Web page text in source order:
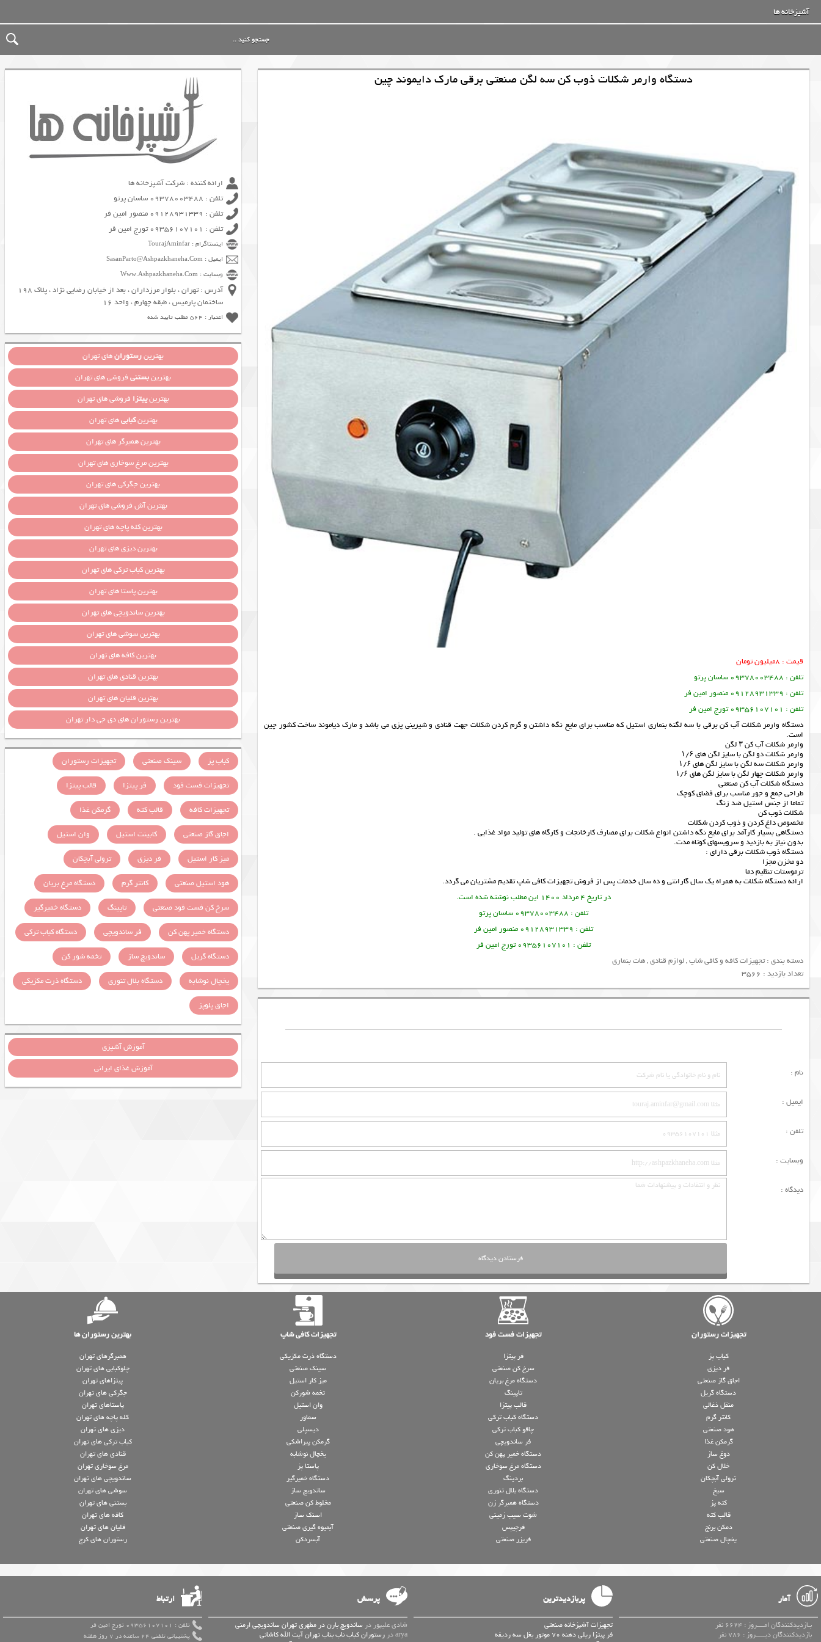
آشپزخانه ها
دستگاه وارمر شکلات ذوب کن سه لگن صنعتی برقی مارک دایموند چین
قیمت : 8میلیون تومان
تلفن : 09378003488 ساسان پرتو
تلفن : 09128931339 منصور امین فر
تلفن : 09356107101 تورج امین فر
دستگاه وارمر شکلات آب کن برقی با سه لگنه بنماری استیل که مناسب برای مایع نگه داشتن و گرم کردن شکلات جهت قنادی و شیرینی پزی می باشد و مارک دیاموند ساخت کشور چین
است.
وارمر شکلات آب کن ۳ لگن
وارمر شکلات دو لگن با سایز لگن های ۱/۶
وارمر شکلات سه لگن با سایز لگن های ۱/۶
وارمر شکلات چهار لگن با سایز لگن های ۱/۶
دستگاه شکلات آب کن صنعتی
طراحی جمع و جور مناسب برای فضای کوچک
تماما از جنس استیل ضد زنگ
شکلات ذوب کن
مخصوص داغ کردن و ذوب کردن شکلات
دستگاهی بسیار کارآمد برای مایع نگه داشتن انواع شکلات برای مصارف کارخانجات و کارگاه های تولید مواد غذایی .
بدون نیاز به بازدید و سرویسهای کوتاه مدت.
دستگاه ذوب شکلات برقی دارای :
دو مخزن مجزا
ترموستات تنظیم دما
ارائهدستگاه شکلاتبه همراه یک سال گارانتی و ده سال خدمات پس از فروشتجهیزات کافی شاپتقدیم مشتریان می گردد.
در تاریخ 4 مرداد 1400 این مطلب نوشته شده است.
تلفن : 09378003488 ساسان پرتو
تلفن : 09128931339 منصور امین فر
تلفن : 09356107101 تورج امین فر
دسته بندی :تجهیزات کافه و کافی شاپ,لوازم قنادی,هات بنماری
تعداد بازدید : 3566
نام :
ایمیل :
تلفن :
وبسایت :
دیدگاه :
ارائه کننده : شرکت آشپزخانه ها
تلفن : 09378003488 ساسان پرتو
تلفن : 09128931339 منصور امین فر
تلفن : 09356107101 تورج امین فر
اینستاگرام : TourajAminfar
ایمیل : SasanParto@Ashpazkhaneha.Com
وبسایت : Www.Ashpazkhaneha.Com
آدرس : تهران ، بلوار مرزداران ، بعد از خیابان رضایی نژاد ، پلاک 198
ساختمان پارمیس ، طبقه چهارم ، واحد 16
اعتبار : 564 مطلب تایید شده
بهترینرستورانهای تهران
بهترینبستنیفروشی های تهران
بهترینپیتزا فروشی های تهران
بهترینکبابیهای تهران
بهترین همبرگر های تهران
بهترین مرغ سوخاری های تهران
بهترین جگرکی های تهران
بهترین آش فروشی های تهران
بهترین کله پاچه های تهران
بهترین دیزی های تهران
بهترین کباب ترکی های تهران
بهترین پاستا های تهران
بهترین ساندویچی های تهران
بهترین سوشی های تهران
بهترین کافه های تهران
بهترین قنادی های تهران
بهترین قلیان های تهران
بهترین رستوران های دی جی دار تهران
کباب پز سینک صنعتی
تجهیزات رستوران
تجهیزات فست فود
فر پیتزا
قالب پیتزا
تجهیزات کافه
قالب کته
گرمکن غذا
اجاق گاز صنعتی
کابینت استیل
وان استیل
میز کار استیل
فر دیزی
ترولی آبچکان
هود استیل صنعتی
کانتر گرم
دستگاه مرغ بریان
سرخ کن فست فود صنعتی
تاپینگ
دستگاه خمیرگیر
دستگاه خمیر پهن کن
فر ساندویچی
دستگاه کباب ترکی
دستگاه گریل
ساندویچ ساز
تخمه شور کن
یخچال نوشابه
دستگاه بلال تنوری
دستگاه ذرت مکزیکی
اجاق پلوپز
آموزش آشپزی
آموزش غذای ایرانی
تجهیزات رستوران تجهیزات فست فود تجهیزات کافی شاپ بهترین رستوران ها
کباب پز
فر دیزی
اجاق گاز صنعتی
دستگاه گریل
منقل ذغالی
کانتر گرم
هود صنعتی
گرمکن غذا
دوغ ساز
خلال کن
ترولی آبچکان
سیخ
کته پز
قالب کته
دمکن برنج
یخچال صنعتی
فر پیتزا
سرخ کن صنعتی
دستگاه مرغ بریان
تاپینگ
قالب پیتزا
دستگاه کباب ترکی
چاقو کباب ترکی
فر ساندویچی
دستگاه خمیر پهن کن
دستگاه مرغ سوخاری
بردینگ
دستگاه بلال تنوری
دستگاه همبرگر زن
شوت سیب زمینی
فرچیپس
فریزر صنعتی
دستگاه ذرت مکزیکی
سینک صنعتی
میز کار استیل
تخمه شورکن
وان استیل
سماور
دیسپلی
گرمکن پیراشکی
یخچال نوشابه
پاستا پز
دستگاه خمیرگیر
ساندویچ ساز
مخلوط کن صنعتی
اسنک ساز
آبمیوه گیری صنعتی
آبسردکن
همبرگرهای تهران
چلوکبابی های تهران
پیتزاهای تهران
جگرکی های تهران
پاستاهای تهران
کله پاچه های تهران
دیزی های تهران
کباب ترکی های تهران
قنادی های تهران
مرغ سوخاری تهران
ساندویچی های تهران
سوشی های تهران
بستنی های تهران
کافه های تهران
قلیان های تهران
رستوران های کرج
آمار
بـازدیدکنندگان امــــروز : 6624 نفر
بازدیدکنندگان دیـــــروز : 786 نفر
پربازدیدترین
تجهیزات آشپزخانه صنعتی
فر پیتزا ریلی دهنه 70 موتور بغل سه ردیفه
پرسش
شادی علیپور در ساندویچ بارن در مطهری تهران ساندویچی ارمنی
arya در
رستوران کباب ناب بناب تهران آیت الله کاشانی
ارتباط
تلفن : 09356107101 تورج امین فر
پشتیبانی تلفنی 24 ساعته در 7 روز هفته